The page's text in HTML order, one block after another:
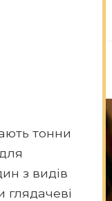
тонни
з видів
глядачеві